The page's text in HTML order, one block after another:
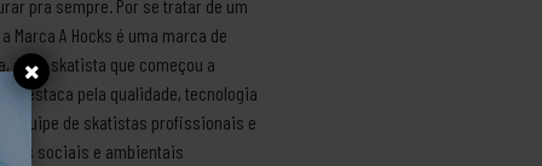
pra sempre. Por se tratar de um
A Hocks é uma marca de
é um skatista que começou a
destaca pela qualidade, tecnologia
equipe de skatistas profissionais e
sociais e ambientais